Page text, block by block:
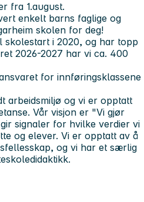
fra 1.august.
enkelt barns faglige og
skolen for deg!
i 2020, og har topp
2026-2027 har vi ca. 400
for innføringsklassene
arbeidsmiljø og vi er opptatt
Vår visjon er "Vi gjør
signaler for hvilke verdier vi
og elever. Vi er opptatt av å
og vi har et særlig